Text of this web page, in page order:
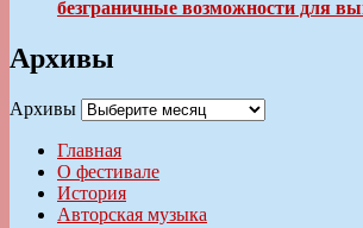
безграничные возможности для
Архивы
Архивы
Главная
О фестивале
История
Авторская музыка